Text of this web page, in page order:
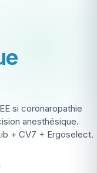
si coronaropathie
anesthésique.
+ CV7 + Ergoselect.